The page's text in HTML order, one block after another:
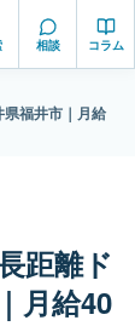
相談 コラム
福井市｜月給
距離ド
月給40